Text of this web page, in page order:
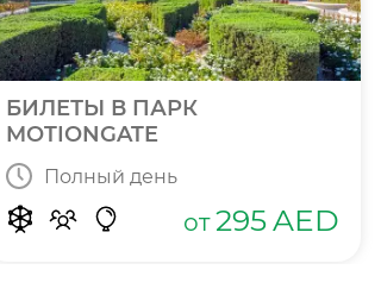
БИЛЕТЫ В ПАРК
MOTIONGATE
Полный день
от 295AED